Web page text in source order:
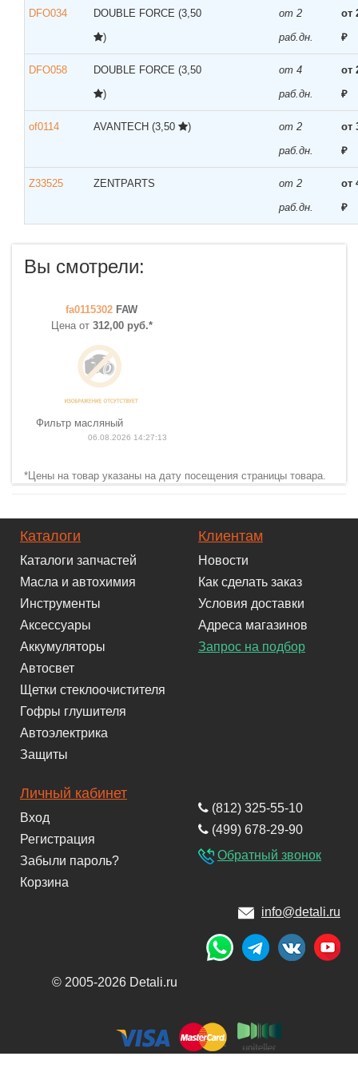
DFO034 DOUBLE FORCE (3,50
)
от 2
раб.дн.
от
₽
DFO058 DOUBLE FORCE (3,50
)
от 4
раб.дн.
от
₽
of0114 AVANTECH (3,50 )
от 2
раб.дн.
от
₽
Z33525 ZENTPARTS
от 2
раб.дн.
от
₽
Вы смотрели:
fa0115302 FAW
Цена от 312,00 руб.*
Фильтр масляный
06.08.2026 14:27:13
*Цены на товар указаны на дату посещения страницы товара.
Каталоги
Каталоги запчастей
Масла и автохимия
Инструменты
Аксессуары
Аккумуляторы
Автосвет
Щетки стеклоочистителя
Гофры глушителя
Автоэлектрика
Защиты
Клиентам
Новости
Как сделать заказ
Условия доставки
Адреса магазинов
Запрос на подбор
Личный кабинет
Вход
Регистрация
Забыли пароль?
Корзина
(812) 325-55-10
(499) 678-29-90
Обратный звонок
info@detali.ru
© 2005-2026 Detali.ru